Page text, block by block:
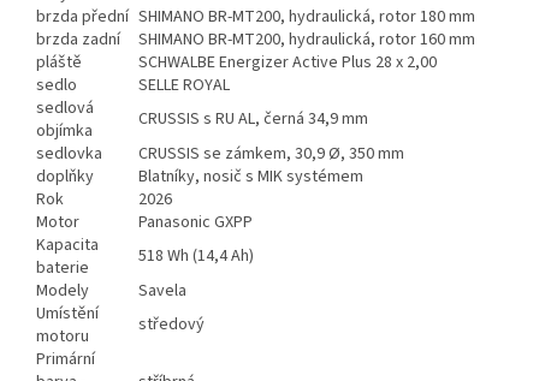
brzda přední SHIMANO BR-MT200, hydraulická, rotor 180 mm
brzda zadní
SHIMANO BR-MT200, hydraulická, rotor 160 mm
pláště
SCHWALBE Energizer Active Plus 28 x 2,00
sedlo
SELLE ROYAL
sedlová
objímka
CRUSSIS s RU AL, černá 34,9 mm
sedlovka
CRUSSIS se zámkem, 30,9 Ø, 350 mm
doplňky
Blatníky, nosič s MIK systémem
Rok
2026
Motor
Panasonic GXPP
Kapacita
baterie
518 Wh (14,4 Ah)
Modely
Savela
Umístění
motoru
středový
Primární